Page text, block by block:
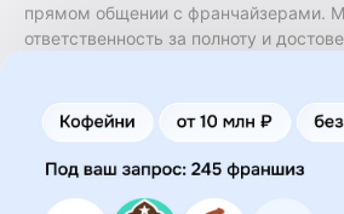
прямом общении с франчайзерами.
ответственность за полноту и
финансовые услуги. Заключение
коммерческой концессии
правообладателями/их
не является посредником или